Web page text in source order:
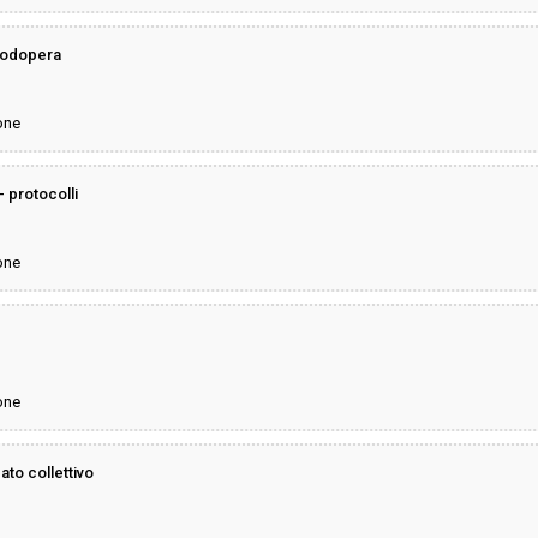
protocolli
collettivo